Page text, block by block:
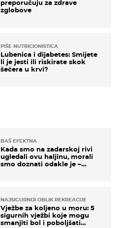
preporučuju za zdrave
zglobove
PIŠE NUTRICIONISTICA
Lubenica i dijabetes: Smijete
li je jesti ili riskirate skok
šećera u krvi?
BAŠ EFEKTNA
Kada smo na zadarskoj rivi
ugledali ovu haljinu, morali
smo doznati odakle je –
NAJSIGURNIJI OBLIK REKREACIJE
Vježbe za koljeno u moru: 5
sigurnih vježbi koje mogu
smanjiti bol i poboljšati